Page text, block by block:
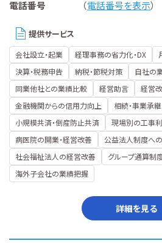
電話番号 （電話番号を表示）
提供サービス
会社設立・起業 経理事務の省力化・DX
決算・税務申告
納税・節税対策 自社の
同業他社との業績比較
経営助言
経営
金融機関からの信用力向上
相続・事業承継
小規模共済・倒産防止共済
現場別の工事
病医院の開業・経営改善
公益法人制度へ
社会福祉法人の経営改善
グループ通算制
海外子会社の業績把握
詳細を見る